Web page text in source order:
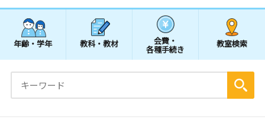
年齢・学年 教科・教材 会費・
各種手続き
教室検索